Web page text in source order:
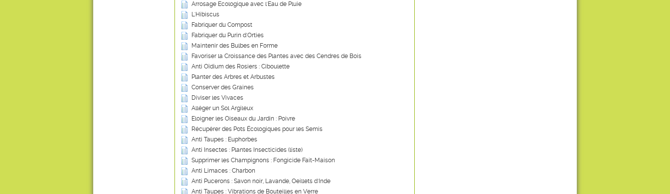
Arrosage Ecologique avec l'Eau de Pluie
L'Hibiscus
Fabriquer du Compost
Fabriquer du Purin d'Orties
Maintenir des Bulbes en Forme
Favoriser la Croissance des Plantes avec des Cendres de Bois
Anti Oïdium des Rosiers : Ciboulette
Planter des Arbres et Arbustes
Conserver des Graines
Diviser les Vivaces
Alléger un Sol Argileux
Eloigner les Oiseaux du Jardin : Poivre
Récupérer des Pots Écologiques pour les Semis
Anti Taupes : Euphorbes
Anti Insectes : Plantes Insecticides (liste)
Supprimer les Champignons : Fongicide Fait-Maison
Anti Limaces : Charbon
Anti Pucerons : Savon noir, Lavande, Oeillets d'Inde
Anti Taupes : Vibrations de Bouteilles en Verre